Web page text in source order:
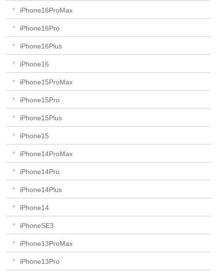
iPhone16ProMax
iPhone16Pro
iPhone16Plus
iPhone16
iPhone15ProMax
iPhone15Pro
iPhone15Plus
iPhone15
iPhone14ProMax
iPhone14Pro
iPhone14Plus
iPhone14
iPhoneSE3
iPhone13ProMax
iPhone13Pro